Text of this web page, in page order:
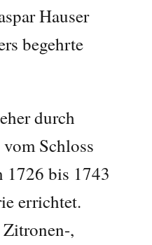
Hauser
begehrte
durch
Schloss
1726 bis 1743
errichtet.
,